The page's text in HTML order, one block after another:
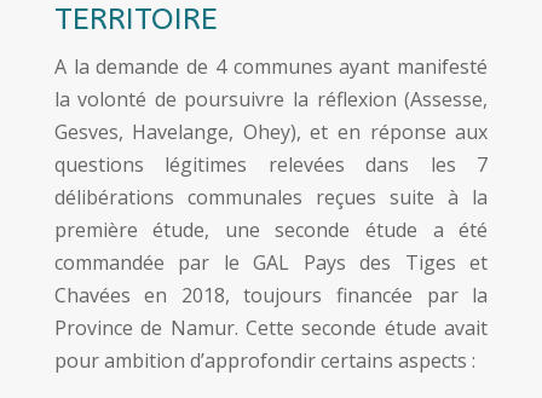
TERRITOIRE
A la demande de 4 communes ayant manifesté
la volonté de poursuivre la réflexion (Assesse,
Gesves, Havelange, Ohey), et en réponse aux
questions légitimes relevées dans les 7
délibérations communales reçues suite à la
première étude, une seconde étude a été
commandée par le GAL Pays des Tiges et
Chavées en 2018, toujours financée par la
Province de Namur. Cette seconde étude avait
pour ambition d’approfondir certains aspects :